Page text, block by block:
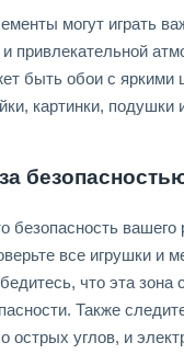
могут играть
привлекательной
быть обои с яркими
картинки, подушки
безопасность вашего
все игрушки и
что эта зона
Также
острых углов, и